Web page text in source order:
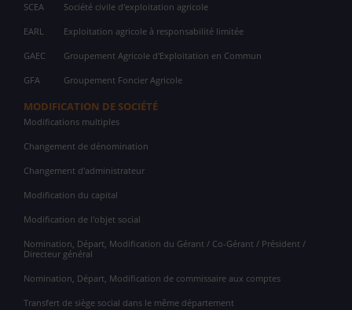
SCEA Société civile d'exploitation agricole
EARL Exploitation agricole à responsabilité limitée
GAEC Groupement Agricole d'Exploitation en Commun
GFA Groupement Foncier Agricole
MODIFICATION DE SOCIÉTÉ
Modifications multiples
Changement de dénomination
Changement d'administrateur
Modification du capital
Modification de l'objet social
Nomination, Départ, Modification du Gérant / Co-Gérant / Président /
Directeur général
Nomination, Départ, Modification de commissaire aux comptes
Transfert de siège social dans le même département